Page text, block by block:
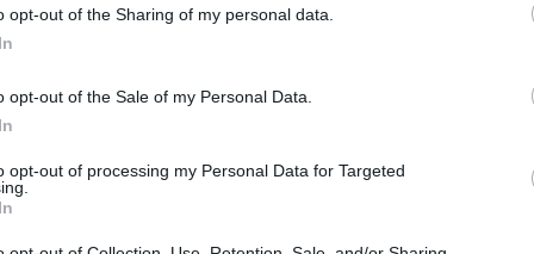
opt-out of the Sharing of my personal data.
opt-out of the Sale of my Personal Data.
opt-out of processing my Personal Data for Targeted
έχουν άνθρωποι και παπαγάλοι
την ομιλία
μελέτησαν μπατζεριγκάρ, ένα είδος μικρών